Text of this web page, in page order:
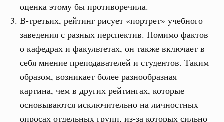
оценка этому бы противоречила.
В-третьих, рейтинг рисует «портрет» учебного
заведения с разных перспектив. Помимо фактов
о кафедрах и факультетах, он также включает в
себя мнение преподавателей и студентов. Таким
образом, возникает более разнообразная
картина, чем в других рейтингах, которые
основываются исключительно на личностных
опросах отдельных групп, из-за которых сильно